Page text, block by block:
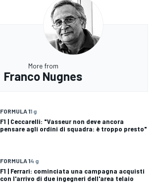
More from
Franco Nugnes
FORMULA 11 g
F1 | Ceccarelli: "Vasseur non deve ancora
pensare agli ordini di squadra: è troppo presto"
FORMULA 14 g
F1 | Ferrari: cominciata una campagna acquisti
con l'arrivo di due ingegneri dell'area telaio